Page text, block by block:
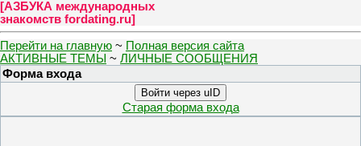
[АЗБУКА международных
знакомств fordating.ru]
Перейти на главную ~ Полная версия сайта
АКТИВНЫЕ ТЕМЫ ~ ЛИЧНЫЕ СООБЩЕНИЯ
Форма входа
Войти через uID
Старая форма входа